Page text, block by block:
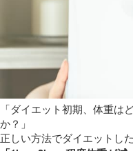
「ダイエット初期、体重は
か？」
正しい方法でダイエットした